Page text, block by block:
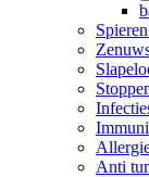
Anti